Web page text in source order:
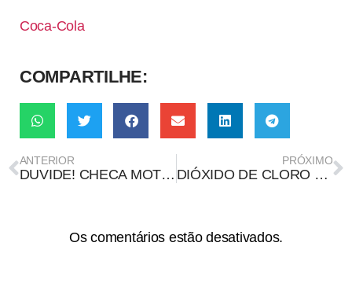
Coca-Cola
COMPARTILHE:
ANTERIOR
DUVIDE! CHECA MOTIVOS DE IMPLANTAÇÃO DA UNIFESSPA EM RONDON DO PARÁ
PRÓXIMO
DIÓXIDO DE CLORO É EFICIENTE NO TRATAMENTO À COVID-19?
Os comentários estão desativados.